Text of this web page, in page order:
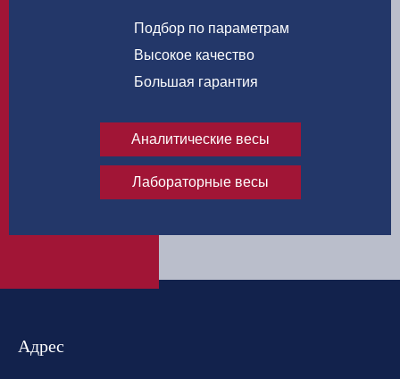
Подбор по параметрам
Высокое качество
Большая гарантия
Аналитические весы
Лабораторные весы
Адрес